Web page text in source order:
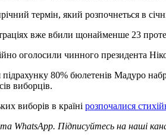
термін, який розпочнеться в
вже вбили щонайменше 23
оголосили чинного президента
80% бюлетенів Мадуро
виборців.
виборів в країні розпочалися
WhatsApp. Підписуйтесь на наші